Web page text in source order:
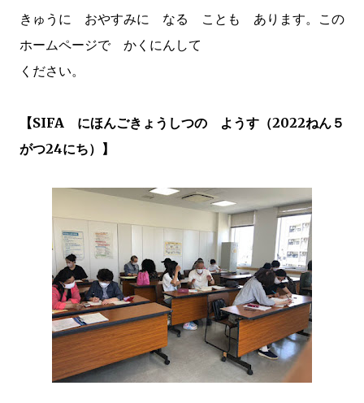
きゅうに おやすみに なる ことも あります。この
ホームページで かくにんして
ください。
【SIFA にほんごきょうしつの ようす（2022ねん５
がつ24にち）】